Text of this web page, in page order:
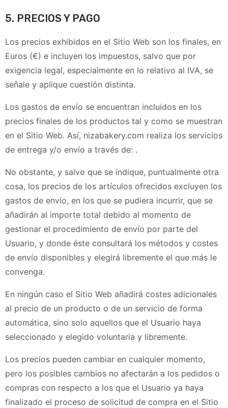
5. PRECIOS Y PAGO
Los precios exhibidos en el Sitio Web son los finales, en
Euros (€) e incluyen los impuestos, salvo que por
exigencia legal, especialmente en lo relativo al IVA, se
señale y aplique cuestión distinta.
Los gastos de envío se encuentran incluidos en los
precios finales de los productos tal y como se muestran
en el Sitio Web. Así, nizabakery.com realiza los servicios
de entrega y/o envío a través de: .
No obstante, y salvo que se indique, puntualmente otra
cosa, los precios de los artículos ofrecidos excluyen los
gastos de envío, en los que se pudiera incurrir, que se
añadirán al importe total debido al momento de
gestionar el procedimiento de envío por parte del
Usuario, y donde éste consultará los métodos y costes
de envío disponibles y elegirá libremente el que más le
convenga.
En ningún caso el Sitio Web añadirá costes adicionales
al precio de un producto o de un servicio de forma
automática, sino solo aquellos que el Usuario haya
seleccionado y elegido voluntaria y libremente.
Los precios pueden cambiar en cualquier momento,
pero los posibles cambios no afectarán a los pedidos o
compras con respecto a los que el Usuario ya haya
finalizado el proceso de solicitud de compra en el Sitio